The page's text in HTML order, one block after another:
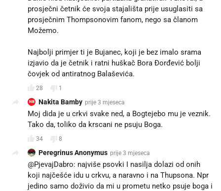
prosječni četnik će svoja stajališta prije usuglasiti sa
prosječnim Thompsonovim fanom, nego sa članom
Možemo.
Najbolji primjer ti je Bujanec, koji je bez imalo srama
izjavio da je četnik i ratni huškač Bora Đorđević bolji
čovjek od antiratnog Balaševića.
28 1
NB Nakita Bamby prije 3 mjeseca
Moj dida je u crkvi svake ned, a Bogtejebo mu je veznik.
Tako da, toliko da krscani ne psuju Boga.
34 8
Peregrinus Anonymus prije 3 mjeseca
@PjevajDabro: najviše psovki I nasilja dolazi od onih
koji najčešće idu u crkvu, a naravno i na Thupsona. Npr
jedino samo doživio da mi u prometu netko psuje boga i